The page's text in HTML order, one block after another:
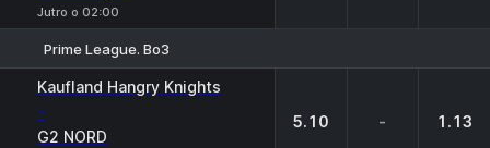
Jutro o 02:00
Prime League. Bo3
Kaufland Hangry Knights
-
G2 NORD
5.10 - 1.13